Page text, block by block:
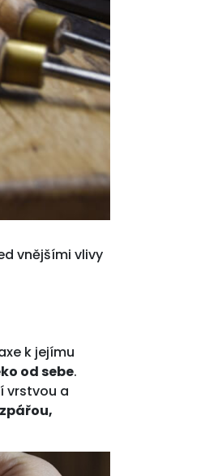
vnějšími vlivy
k jejímu
od sebe.
vrstvou a